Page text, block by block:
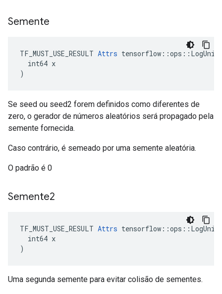
Semente
TF_MUST_USE_RESULT Attrs
  int64 x
)
Se seed ou seed2 forem definidos como diferentes de
zero, o gerador de números aleatórios será propagado pela
semente fornecida.
Caso contrário, é semeado por uma semente aleatória.
O padrão é 0
Semente2
TF_MUST_USE_RESULT Attrs
  int64 x
)
Uma segunda semente para evitar colisão de sementes.